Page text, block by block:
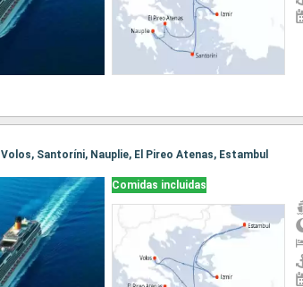
Santoríni, Nauplie, El Pireo Atenas, Estambul
Comidas incluidas